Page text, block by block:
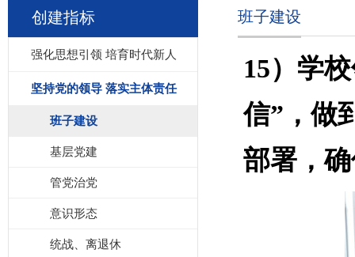
创建指标
强化思想引领 培育时代新人
坚持党的领导 落实主体责任
班子建设
基层党建
管党治党
意识形态
统战、离退休
班子建设
15） 学
信”，做
部署，